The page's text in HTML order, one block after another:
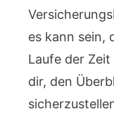
es kann sein,
Laufe der
dir, den